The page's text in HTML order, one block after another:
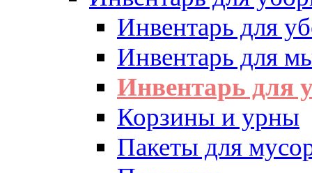
Инвентарь для
Инвентарь для
Инвентарь для
Корзины и урны
Пакеты для